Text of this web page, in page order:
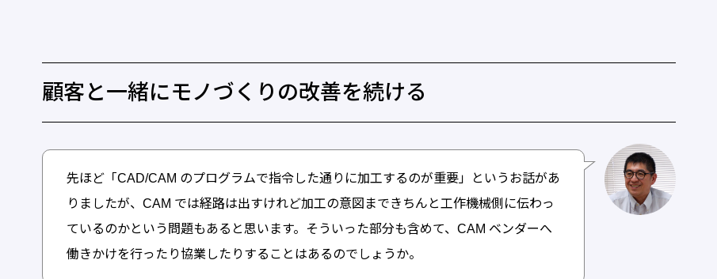
顧客と一緒にモノづくりの改善を続ける
先ほど「CAD/CAM のプログラムで指令した通りに加工するのが重要」というお話があ
りましたが、CAM では経路は出すけれど加工の意図まできちんと工作機械側に伝わっ
ているのかという問題もあると思います。そういった部分も含めて、CAM ベンダーへ
働きかけを行ったり協業したりすることはあるのでしょうか。